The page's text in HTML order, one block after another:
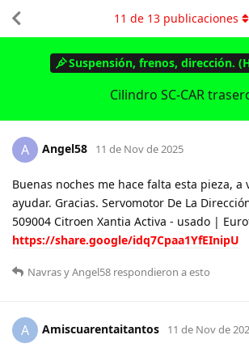
Suspensión, frenos, dirección.
Cilindro SC-CAR
11 de 13publicaciones
A Angel58 11 de Nov de 2025
Buenas noches me hace falta esta pieza, a
ayudar. Gracias. Servomotor De La
509004 Citroen Xantia Activa - usado |
https://share.google/idq7Cpaa1YfEInipU
NavrasyAngel58 respondieron a esto
A Amiscuarentaitantos 11 de Nov de